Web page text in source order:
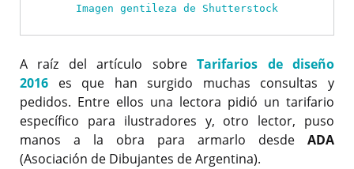
Imagen gentileza de Shutterstock
A raíz del artículo sobre Tarifarios de diseño
2016 es que han surgido muchas consultas y
pedidos. Entre ellos una lectora pidió un tarifario
específico para ilustradores y, otro lector, puso
manos a la obra para armarlo desde ADA
(Asociación de Dibujantes de Argentina).